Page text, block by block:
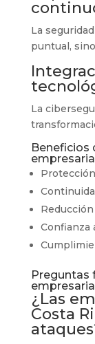
La
puntual,
La
Beneficios
Confianza
Preguntas
¿Las
Costa